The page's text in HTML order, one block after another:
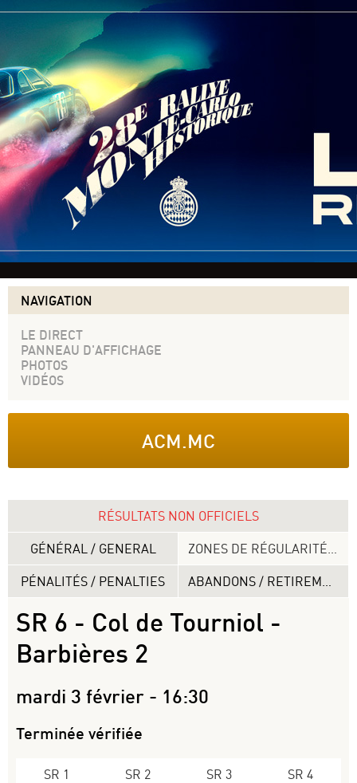
NAVIGATION
LE DIRECT
PANNEAU D'AFFICHAGE
PHOTOS
VIDÉOS
ACM.MC
RÉSULTATS NON OFFICIELS
GÉNÉRAL / GENERAL ZONES DE RÉGULARITÉS / REGULARITY SECTIONS
PÉNALITÉS / PENALTIES ABANDONS / RETIREMENTS
SR 6 - Col de Tourniol -
Barbières 2
mardi 3 février - 16:30
Terminée vérifiée
SR 1 SR 2 SR 3 SR 4